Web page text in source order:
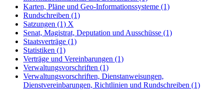
Karten, Pläne und Geo-Informationssysteme (1)
Rundschreiben (1)
Satzungen (1) X
Senat, Magistrat, Deputation und Ausschüsse (1)
Staatsverträge (1)
Statistiken (1)
Verträge und Vereinbarungen (1)
Verwaltungsvorschriften (1)
Verwaltungsvorschriften, Dienstanweisungen,
Dienstvereinbarungen, Richtlinien und Rundschreiben (1)